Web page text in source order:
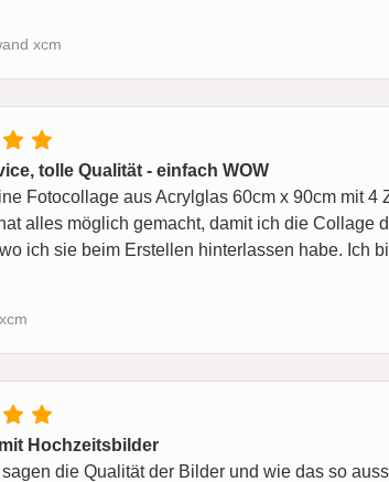
xcm
tolle Qualität - einfach WOW
Fotocollage aus Acrylglas 60cm x 90cm mit
alles möglich gemacht, damit ich die Collage
ich sie beim Erstellen hinterlassen habe. Ich
Hochzeitsbilder
die Qualität der Bilder und wie das so